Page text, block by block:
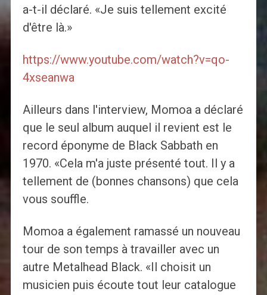
a-t-il déclaré. «Je suis tellement excité
d'être là.»
https://www.youtube.com/watch?v=qo-
4xseanwa
Ailleurs dans l'interview, Momoa a déclaré
que le seul album auquel il revient est le
record éponyme de Black Sabbath en
1970. «Cela m'a juste présenté tout. Il y a
tellement de (bonnes chansons) que cela
vous souffle.
Momoa a également ramassé un nouveau
tour de son temps à travailler avec un
autre Metalhead Black. «Il choisit un
musicien puis écoute tout leur catalogue